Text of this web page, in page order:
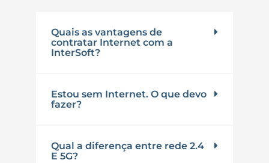
Quais as vantagens de
contratar Internet com a
InterSoft?
Estou sem Internet. O que devo
fazer?
Qual a diferença entre rede 2.4
E 5G?